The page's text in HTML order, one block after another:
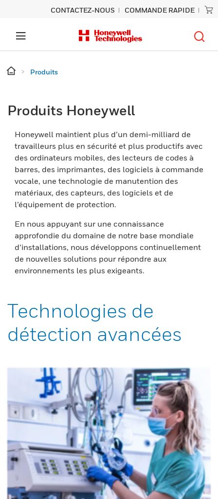
CONTACTEZ-NOUS COMMANDE RAPIDE
Produits
Produits Honeywell
Honeywell maintient plus d’un demi-milliard de
travailleurs plus en sécurité et plus productifs avec
des ordinateurs mobiles, des lecteurs de codes à
barres, des imprimantes, des logiciels à commande
vocale, une technologie de manutention des
matériaux, des capteurs, des logiciels et de
l’équipement de protection.
En nous appuyant sur une connaissance
approfondie du domaine de notre base mondiale
d’installations, nous développons continuellement
de nouvelles solutions pour répondre aux
environnements les plus exigeants.
Technologies de
détection avancées